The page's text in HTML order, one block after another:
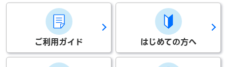
ご利用ガイド はじめての方へ